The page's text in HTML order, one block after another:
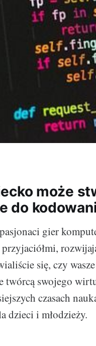
może
do
gier
się, czy
twórcą swojego
czasach
dzieci i młodzieży.